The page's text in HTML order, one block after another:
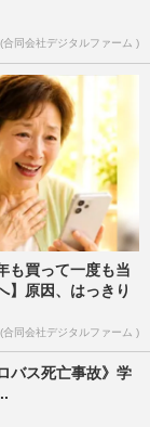
合同会社デジタルファーム )
も買って一度も当
】原因、はっきり
合同会社デジタルファーム )
バス死亡事故》学